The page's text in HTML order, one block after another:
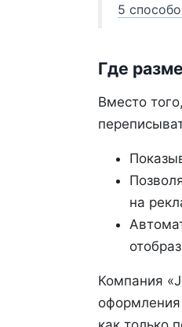
5
Где
Вместо
на
Компания